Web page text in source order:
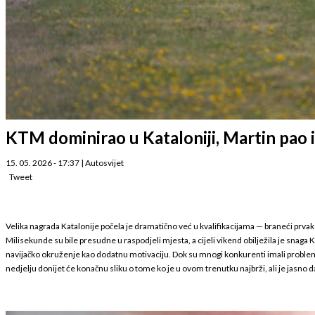
KTM dominirao u Kataloniji, Martin pao
15. 05. 2026 - 17:37 | Autosvijet
Tweet
Velika nagrada Katalonije počela je dramatično već u kvalifikacijama — braneći
Milisekunde su bile presudne u raspodjeli mjesta, a cijeli vikend obilježila je
navijačko okruženje kao dodatnu motivaciju. Dok su mnogi konkurenti imali
nedjelju donijet će konačnu sliku o tome ko je u ovom trenutku najbrži, ali je jasno